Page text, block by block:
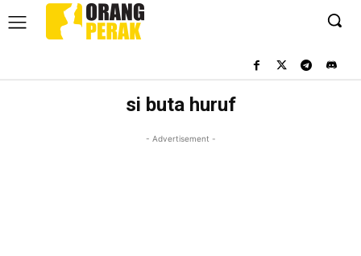
si buta huruf
- Advertisement -